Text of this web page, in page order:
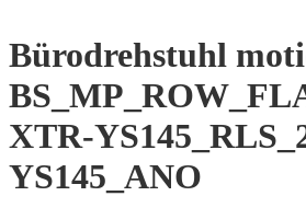
Bürodrehstuhl
XTR-
YS145_ANO